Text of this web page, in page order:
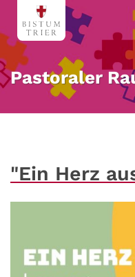
Zum Inhalt springen
Pastoraler
"Ein Herz